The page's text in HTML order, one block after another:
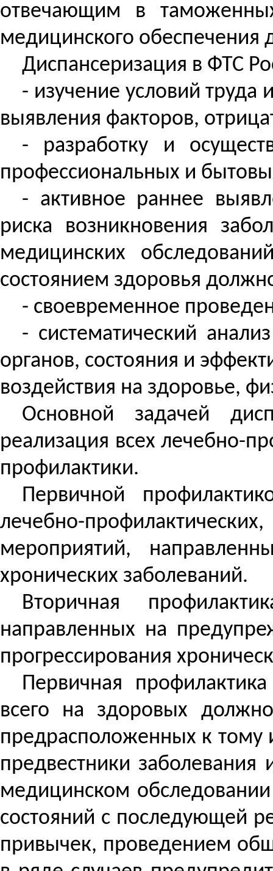
отвечающим в
медицинского обеспечения
Диспансеризация в ФТС
- изучение условий
выявления факторов,
- разработку и
профессиональных и
- активное раннее
риска возникновения
медицинских
состоянием здоровья
- своевременное
- систематический
органов, состояния и
воздействия на здоровье,
Основной задачей
реализация всех лечебно-
профилактики.
Первичной
лечебно-
мероприятий,
хронических заболеваний.
Вторичная
направленных на
прогрессирования
Первичная
всего на здоровых
предрасположенных к
предвестники
медицинском
состояний с последующей
привычек, проведением